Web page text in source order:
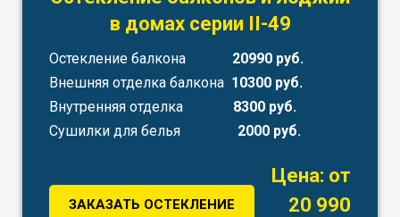
в домах серии II-49
Остекление балкона 20990 руб.
Внешняя отделка балкона 10300 руб.
Внутренняя отделка 8300 руб.
Сушилки для белья 2000 руб.
ЗАКАЗАТЬ ОСТЕКЛЕНИЕ
Цена: от
20 990